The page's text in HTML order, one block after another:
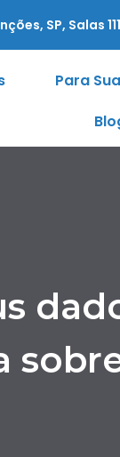
SP, Salas
Para